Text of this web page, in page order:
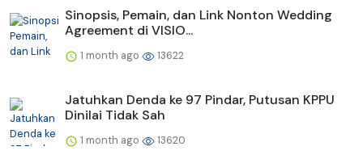
Sinopsis, Pemain, dan Link Nonton Wedding
Agreement di VISIO...
1 month ago 13622
Jatuhkan Denda ke 97 Pindar, Putusan KPPU
Dinilai Tidak Sah
1 month ago 13620